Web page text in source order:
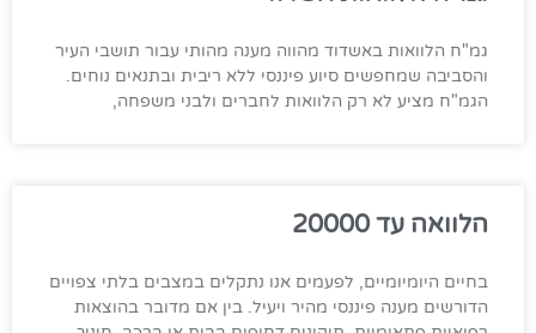
גמ"ח הלוואות באשדוד מהווה מענה מהותי עבור תושבי העיר
והסביבה שמחפשים סיוע פיננסי ללא ריבית ובתנאים נוחים.
הגמ"ח מציע לא רק הלוואות לחברים ולבני משפחה,
הלוואה עד 20000
בחיים היומיומיים, לפעמים אנו נתקלים במצבים בלתי צפויים
הדורשים מענה פיננסי מהיר ויעיל. בין אם מדובר בהוצאות